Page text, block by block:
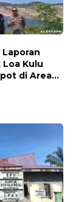
Kulu
di Area